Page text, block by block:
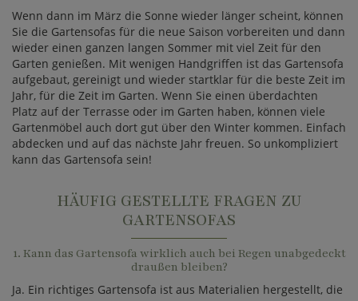
Wenn dann im März die Sonne wieder länger scheint, können
Sie die Gartensofas für die neue Saison vorbereiten und dann
wieder einen ganzen langen Sommer mit viel Zeit für den
Garten genießen. Mit wenigen Handgriffen ist das Gartensofa
aufgebaut, gereinigt und wieder startklar für die beste Zeit im
Jahr, für die Zeit im Garten. Wenn Sie einen überdachten
Platz auf der Terrasse oder im Garten haben, können viele
Gartenmöbel auch dort gut über den Winter kommen. Einfach
abdecken und auf das nächste Jahr freuen. So unkompliziert
kann das Gartensofa sein!
HÄUFIG GESTELLTE FRAGEN ZU
GARTENSOFAS
1. Kann das Gartensofa wirklich auch bei Regen unabgedeckt
draußen bleiben?
Ja. Ein richtiges Gartensofa ist aus Materialien hergestellt, die